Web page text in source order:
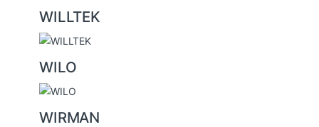
WILLTEK
WILO
WIRMAN